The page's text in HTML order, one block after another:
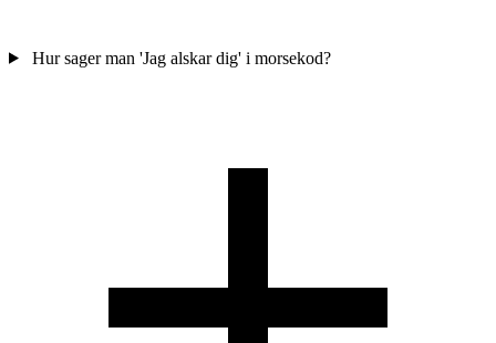
Hur sager man 'Jag alskar dig' i morsekod?